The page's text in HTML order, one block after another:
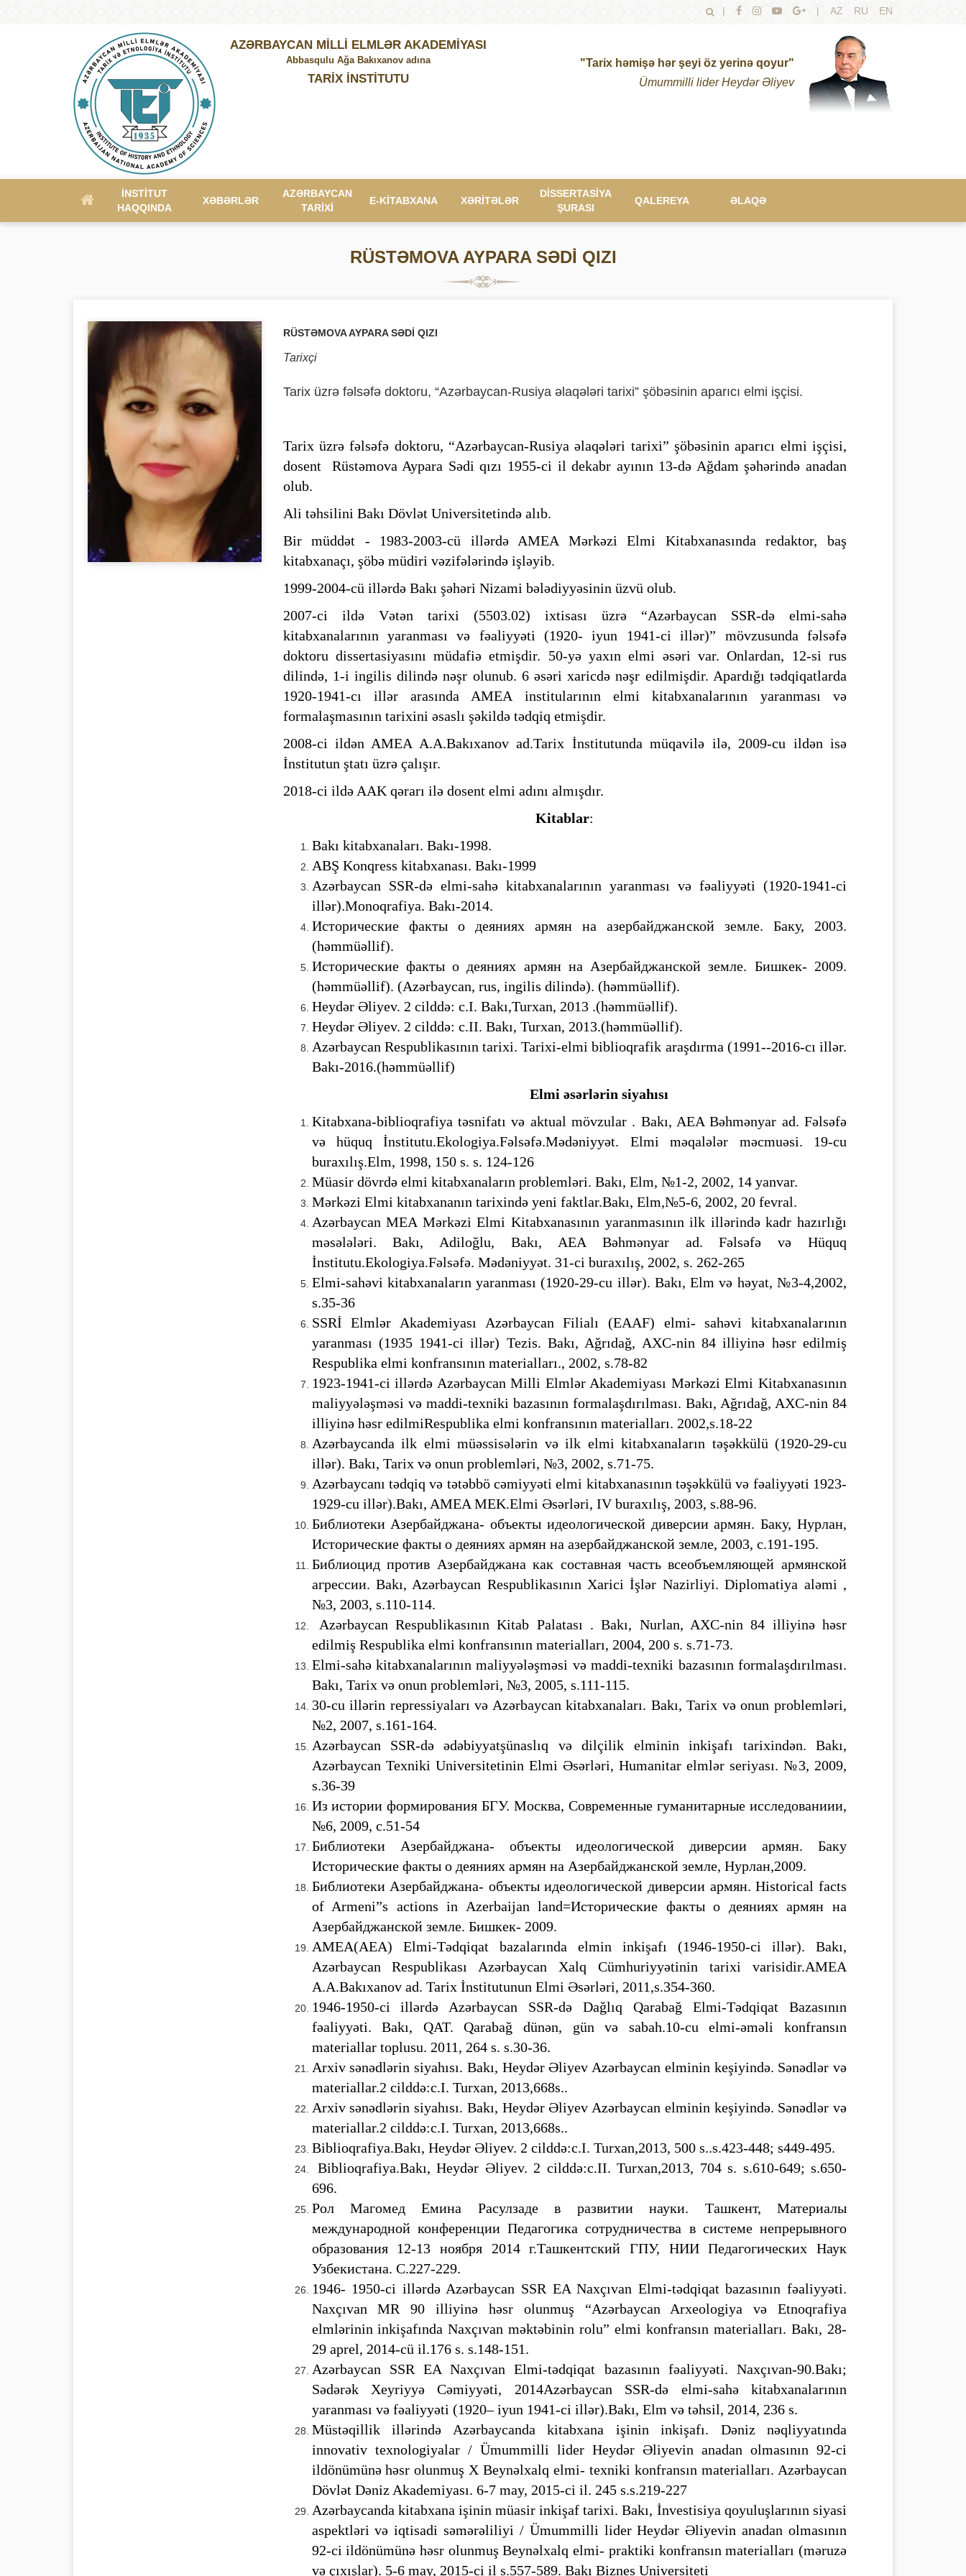
| | AZ RU EN
AZƏRBAYCAN MİLLİ ELMLƏR AKADEMİYASI
Abbasqulu Ağa Bakıxanov adına
TARİX İNSTİTUTU
"Tarix həmişə hər şeyi öz yerinə qoyur"
Ümummilli lider Heydər Əliyev
İNSTITUT
HAQQINDA
XƏBƏRLƏR
AZƏRBAYCAN
TARİXİ
E-KİTABXANA XƏRİTƏLƏR
DİSSERTASİYA
ŞURASI
QALEREYA ƏLAQƏ
RÜSTƏMOVA AYPARA SƏDİ QIZI
RÜSTƏMOVA AYPARA SƏDİ QIZI
Tarixçi
Tarix üzrə fəlsəfə doktoru, “Azərbaycan-Rusiya əlaqələri tarixi” şöbəsinin aparıcı elmi işçisi.
Tarix üzrə fəlsəfə doktoru, “Azərbaycan-Rusiya əlaqələri tarixi” şöbəsinin aparıcı elmi işçisi,
dosent Rüstəmova Aypara Sədi qızı 1955-ci il dekabr ayının 13-də Ağdam şəhərində anadan
olub.
Ali təhsilini Bakı Dövlət Universitetində alıb.
Bir müddət - 1983-2003-cü illərdə AMEA Mərkəzi Elmi Kitabxanasında redaktor, baş
kitabxanaçı, şöbə müdiri vəzifələrində işləyib.
1999-2004-cü illərdə Bakı şəhəri Nizami bələdiyyəsinin üzvü olub.
2007-ci ildə Vətən tarixi (5503.02) ixtisası üzrə “Azərbaycan SSR-də elmi-sahə
kitabxanalarının yaranması və fəaliyyəti (1920- iyun 1941-ci illər)” mövzusunda fəlsəfə
doktoru dissertasiyasını müdafiə etmişdir. 50-yə yaxın elmi əsəri var. Onlardan, 12-si rus
dilində, 1-i ingilis dilində nəşr olunub. 6 əsəri xaricdə nəşr edilmişdir. Apardığı tədqiqatlarda
1920-1941-cı illər arasında AMEA institularının elmi kitabxanalarının yaranması və
formalaşmasının tarixini əsaslı şəkildə tədqiq etmişdir.
2008-ci ildən AMEA A.A.Bakıxanov ad.Tarix İnstitutunda müqavilə ilə, 2009-cu ildən isə
İnstitutun ştatı üzrə çalışır.
2018-ci ildə AAK qərarı ilə dosent elmi adını almışdır.
Kitablar:
Bakı kitabxanaları. Bakı-1998.
ABŞ Konqress kitabxanası. Bakı-1999
Azərbaycan SSR-də elmi-sahə kitabxanalarının yaranması və fəaliyyəti (1920-1941-ci
illər).Monoqrafiya. Bakı-2014.
Исторические факты о деяниях армян на азербайджанской земле. Баку, 2003.
(həmmüəllif).
Исторические факты о деяниях армян на Азербайджанской земле. Бишкек- 2009.
(həmmüəllif). (Azərbaycan, rus, ingilis dilində). (həmmüəllif).
Heydər Əliyev. 2 cilddə: c.I. Bakı,Turxan, 2013 .(həmmüəllif).
Heydər Əliyev. 2 cilddə: c.II. Bakı, Turxan, 2013.(həmmüəllif).
Azərbaycan Respublikasının tarixi. Tarixi-elmi biblioqrafik araşdırma (1991--2016-cı illər.
Bakı-2016.(həmmüəllif)
Elmi əsərlərin siyahısı
Kitabxana-biblioqrafiya təsnifatı və aktual mövzular . Bakı, AEA Bəhmənyar ad. Fəlsəfə
və hüquq İnstitutu.Ekologiya.Fəlsəfə.Mədəniyyət. Elmi məqalələr məcmuəsi. 19-cu
buraxılış.Elm, 1998, 150 s. s. 124-126
Müasir dövrdə elmi kitabxanaların problemləri. Bakı, Elm, №1-2, 2002, 14 yanvar.
Mərkəzi Elmi kitabxananın tarixində yeni faktlar.Bakı, Elm,№5-6, 2002, 20 fevral.
Azərbaycan MEA Mərkəzi Elmi Kitabxanasının yaranmasının ilk illərində kadr hazırlığı
məsələləri. Bakı, Adiloğlu, Bakı, AEA Bəhmənyar ad. Fəlsəfə və Hüquq
İnstitutu.Ekologiya.Fəlsəfə. Mədəniyyət. 31-ci buraxılış, 2002, s. 262-265
Elmi-sahəvi kitabxanaların yaranması (1920-29-cu illər). Bakı, Elm və həyat, №3-4,2002,
s.35-36
SSRİ Elmlər Akademiyası Azərbaycan Filialı (EAAF) elmi- sahəvi kitabxanalarının
yaranması (1935 1941-ci illər) Tezis. Bakı, Ağrıdağ, AXC-nin 84 illiyinə həsr edilmiş
Respublika elmi konfransının materialları., 2002, s.78-82
1923-1941-ci illərdə Azərbaycan Milli Elmlər Akademiyası Mərkəzi Elmi Kitabxanasının
maliyyələşməsi və maddi-texniki bazasının formalaşdırılması. Bakı, Ağrıdağ, AXC-nin 84
illiyinə həsr edilmiRespublika elmi konfransının materialları. 2002,s.18-22
Azərbaycanda ilk elmi müəssisələrin və ilk elmi kitabxanaların təşəkkülü (1920-29-cu
illər). Bakı, Tarix və onun problemləri, №3, 2002, s.71-75.
Azərbaycanı tədqiq və tətəbbö cəmiyyəti elmi kitabxanasının təşəkkülü və fəaliyyəti 1923-
1929-cu illər).Bakı, AMEA MEK.Elmi Əsərləri, IV buraxılış, 2003, s.88-96.
Библиотеки Азербайджана- объекты идеологической диверсии армян. Баку, Нурлан,
Исторические факты о деяниях армян на азербайджанской земле, 2003, с.191-195.
Библиоцид против Азербайджана как составная часть всеобъемляющей армянской
агрессии. Bakı, Azərbaycan Respublikasının Xarici İşlər Nazirliyi. Diplomatiya aləmi ,
№3, 2003, s.110-114.
Azərbaycan Respublikasının Kitab Palatası . Bakı, Nurlan, AXC-nin 84 illiyinə həsr
edilmiş Respublika elmi konfransının materialları, 2004, 200 s. s.71-73.
Elmi-sahə kitabxanalarının maliyyələşməsi və maddi-texniki bazasının formalaşdırılması.
Bakı, Tarix və onun problemləri, №3, 2005, s.111-115.
30-cu illərin repressiyaları və Azərbaycan kitabxanaları. Bakı, Tarix və onun problemləri,
№2, 2007, s.161-164.
Azərbaycan SSR-də ədəbiyyatşünaslıq və dilçilik elminin inkişafı tarixindən. Bakı,
Azərbaycan Texniki Universitetinin Elmi Əsərləri, Humanitar elmlər seriyası. №3, 2009,
s.36-39
Из истории формирования БГУ. Москва, Современные гуманитарные исследованиии,
№6, 2009, с.51-54
Библиотеки Азербайджана- объекты идеологической диверсии армян. Баку
Исторические факты о деяниях армян на Азербайджанской земле, Нурлан,2009.
Библиотеки Азербайджана- объекты идеологической диверсии армян. Historical facts
of Armeni”s actions in Azerbaijan land=Исторические факты о деяниях армян на
Азербайджанской земле. Бишкек- 2009.
AMEA(AEA) Elmi-Tədqiqat bazalarında elmin inkişafı (1946-1950-ci illər). Bakı,
Azərbaycan Respublikası Azərbaycan Xalq Cümhuriyyətinin tarixi varisidir.AMEA
A.A.Bakıxanov ad. Tarix İnstitutunun Elmi Əsərləri, 2011,s.354-360.
1946-1950-ci illərdə Azərbaycan SSR-də Dağlıq Qarabağ Elmi-Tədqiqat Bazasının
fəaliyyəti. Bakı, QAT. Qarabağ dünən, gün və sabah.10-cu elmi-əməli konfransın
materiallar toplusu. 2011, 264 s. s.30-36.
Arxiv sənədlərin siyahısı. Bakı, Heydər Əliyev Azərbaycan elminin keşiyində. Sənədlər və
materiallar.2 cilddə:c.I. Turxan, 2013,668s..
Arxiv sənədlərin siyahısı. Bakı, Heydər Əliyev Azərbaycan elminin keşiyində. Sənədlər və
materiallar.2 cilddə:c.I. Turxan, 2013,668s..
Biblioqrafiya.Bakı, Heydər Əliyev. 2 cilddə:c.I. Turxan,2013, 500 s..s.423-448; s449-495.
Biblioqrafiya.Bakı, Heydər Əliyev. 2 cilddə:c.II. Turxan,2013, 704 s. s.610-649; s.650-
696.
Рол Магомед Емина Расулзаде в развитии науки. Ташкент, Материалы
международной конференции Педагогика сотрудничества в системе непрерывного
образования 12-13 ноября 2014 г.Ташкентский ГПУ, НИИ Педагогических Наук
Узбекистана. С.227-229.
1946- 1950-ci illərdə Azərbaycan SSR EA Naxçıvan Elmi-tədqiqat bazasının fəaliyyəti.
Naxçıvan MR 90 illiyinə həsr olunmuş “Azərbaycan Arxeologiya və Etnoqrafiya
elmlərinin inkişafında Naxçıvan məktəbinin rolu” elmi konfransın materialları. Bakı, 28-
29 aprel, 2014-cü il.176 s. s.148-151.
Azərbaycan SSR EA Naxçıvan Elmi-tədqiqat bazasının fəaliyyəti. Naxçıvan-90.Bakı;
Sədərək Xeyriyyə Cəmiyyəti, 2014Azərbaycan SSR-də elmi-sahə kitabxanalarının
yaranması və fəaliyyəti (1920– iyun 1941-ci illər).Bakı, Elm və təhsil, 2014, 236 s.
Müstəqillik illərində Azərbaycanda kitabxana işinin inkişafı. Dəniz nəqliyyatında
innovativ texnologiyalar / Ümummilli lider Heydər Əliyevin anadan olmasının 92-ci
ildönümünə həsr olunmuş X Beynəlxalq elmi- texniki konfransın materialları. Azərbaycan
Dövlət Dəniz Akademiyası. 6-7 may, 2015-ci il. 245 s.s.219-227
Azərbaycanda kitabxana işinin müasir inkişaf tarixi. Bakı, İnvestisiya qoyuluşlarının siyasi
aspektləri və iqtisadi səmərəliliyi / Ümummilli lider Heydər Əliyevin anadan olmasının
92-ci ildönümünə həsr olunmuş Beynəlxalq elmi- praktiki konfransın materialları (məruzə
və çıxışlar). 5-6 may, 2015-ci il s.557-589. Bakı Biznes Universiteti